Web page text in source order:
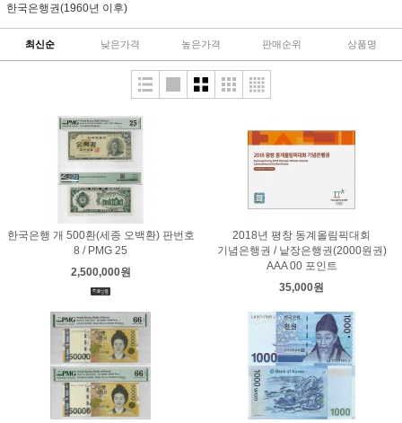
한국은행권(1960년 이후)
최신순 낮은가격 높은가격 판매순위 상품명
한국은행 개 500환(세종 오백환) 판번호
8 / PMG 25
2,500,000원
2018년 평창 동계올림픽대회
기념은행권 / 낱장은행권(2000원권)
AAA 00 포인트
35,000원